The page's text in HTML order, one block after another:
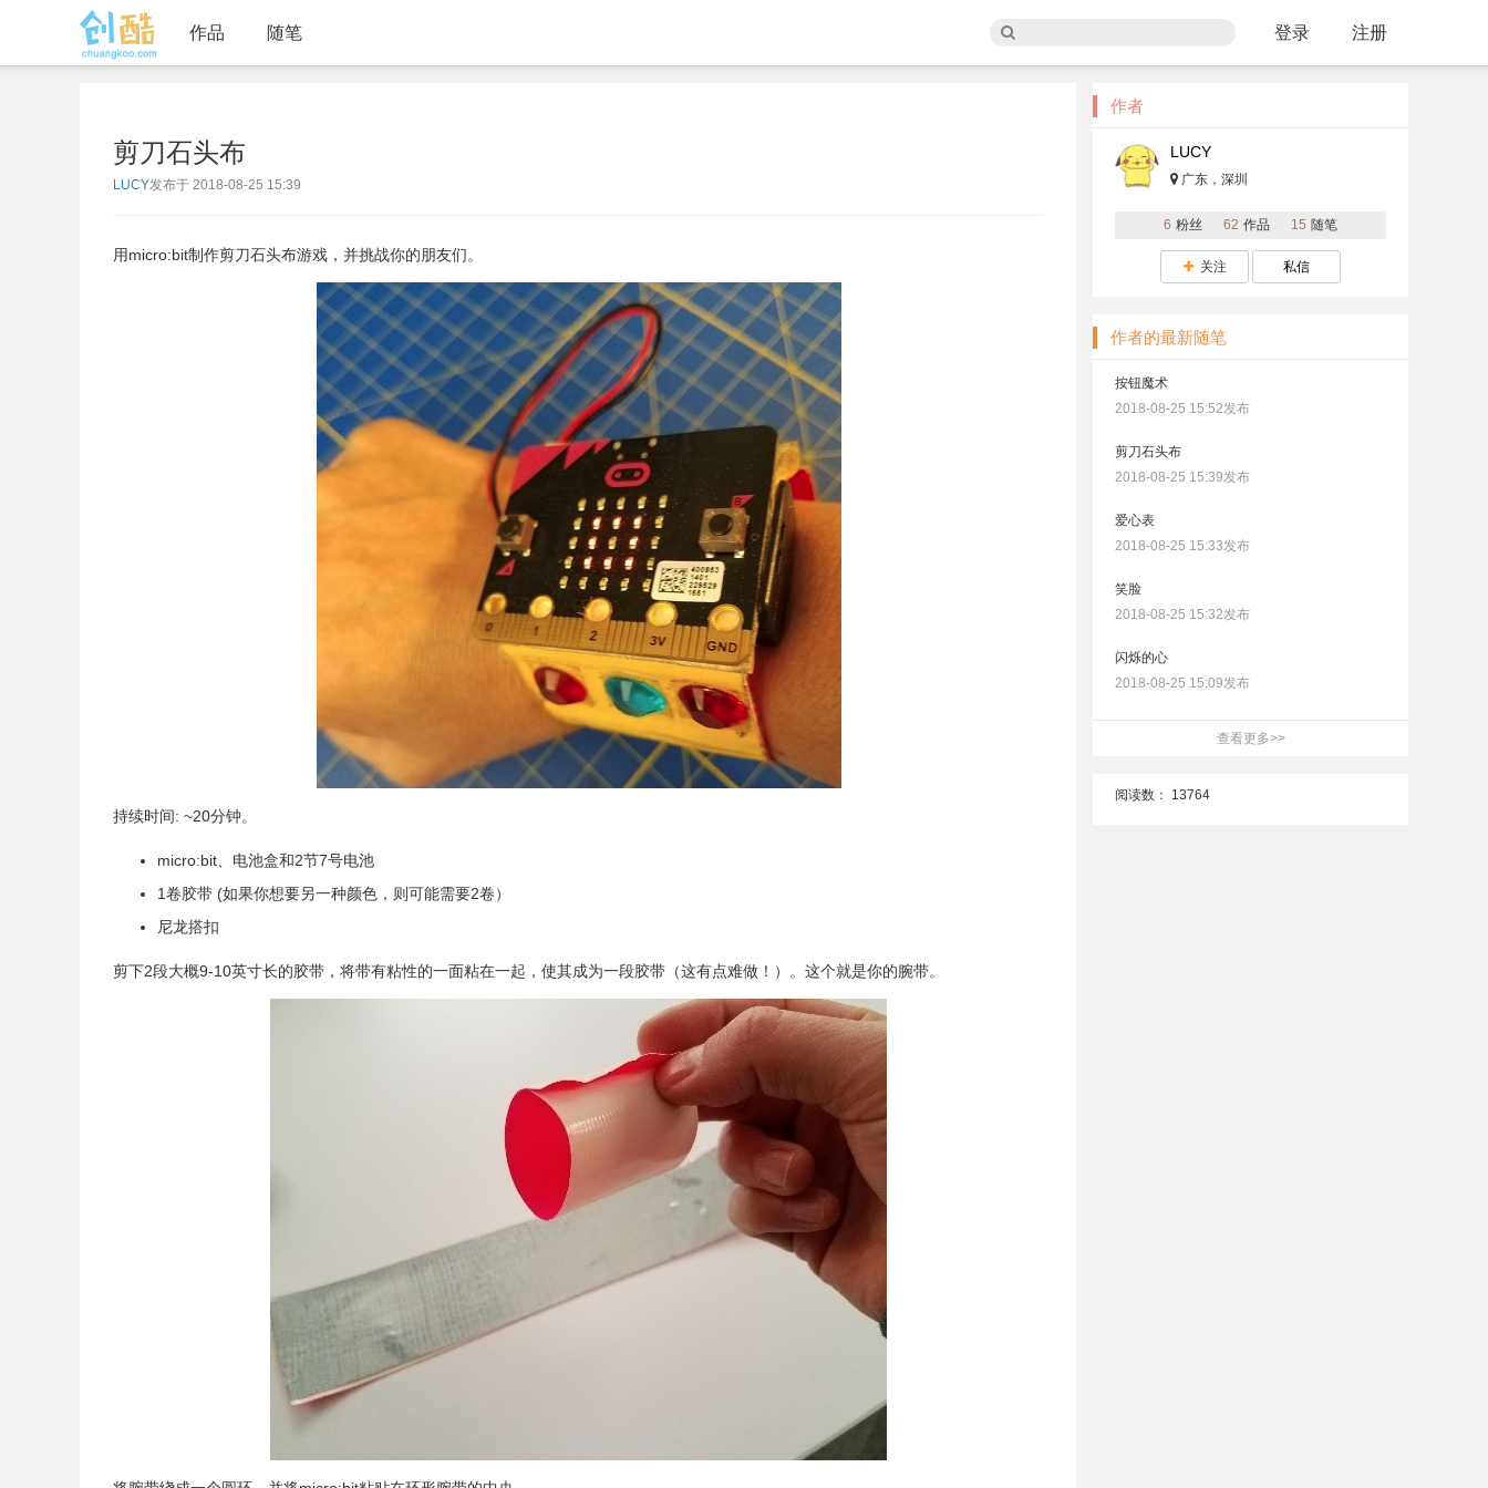
作品 随笔 登录 注册
剪刀石头布
LUCY发布于 2018-08-25 15:39
用micro:bit制作剪刀石头布游戏，并挑战你的朋友们。
持续时间: ~20分钟。
micro:bit、电池盒和2节7号电池
1卷胶带 (如果你想要另一种颜色，则可能需要2卷）
尼龙搭扣
剪下2段大概9-10英寸长的胶带，将带有粘性的一面粘在一起，使其成为一段胶带（这有点难做！）。这个就是你的腕带。
作者
LUCY
广东，深圳
6 粉丝 62 作品 15 随笔
关注 私信
作者的最新随笔
按钮魔术
2018-08-25 15:52发布
剪刀石头布
2018-08-25 15:39发布
爱心表
2018-08-25 15:33发布
笑脸
2018-08-25 15:32发布
闪烁的心
2018-08-25 15:09发布
查看更多>>
阅读数： 13764